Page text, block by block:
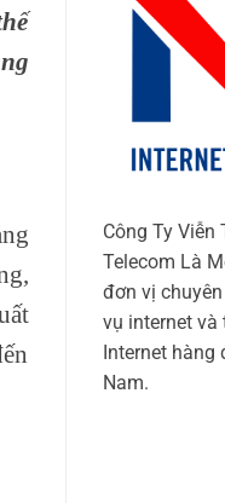
Công Ty Viễn
Telecom Là
đơn vị
vụ internet và
Internet hàng
Nam.